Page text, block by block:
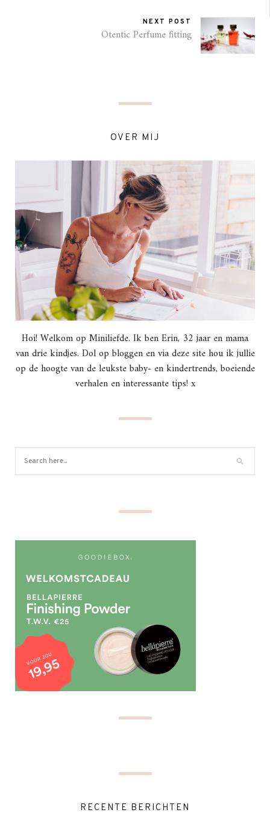
NEXT POST
Otentic Perfume fitting
OVER MIJ
Hoi! Welkom op Miniliefde. Ik ben Erin, 32 jaar en mama
van drie kindjes. Dol op bloggen en via deze site hou ik jullie
op de hoogte van de leukste baby- en kindertrends, boeiende
verhalen en interessante tips! x
RECENTE BERICHTEN